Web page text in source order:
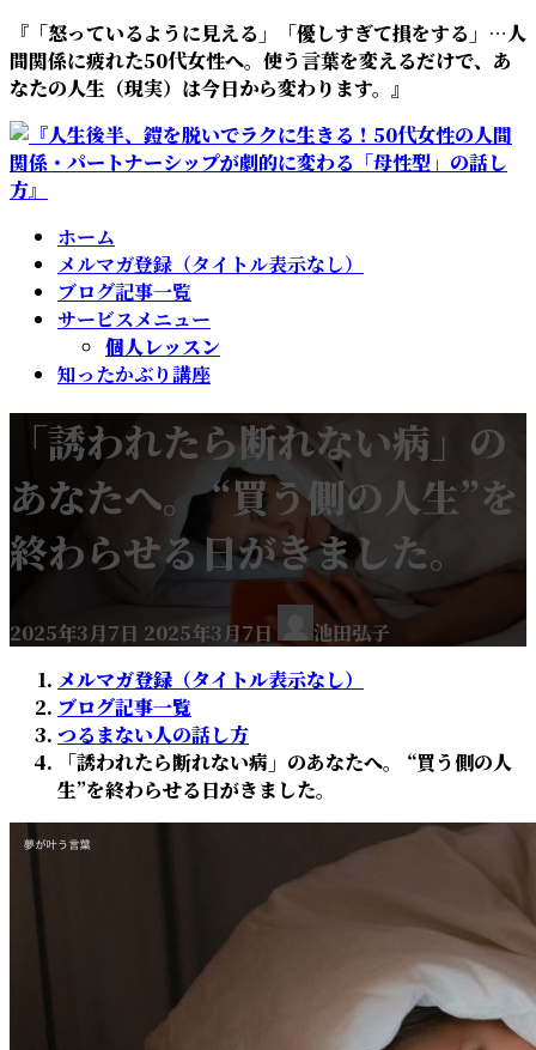
『「怒っているように見える」「優しすぎて損をする」…人
間関係に疲れた50代女性へ。使う言葉を変えるだけで、あ
なたの人生（現実）は今日から変わります。』
ホーム
メルマガ登録（タイトル表示なし）
ブログ記事一覧
サービスメニュー
個人レッスン
知ったかぶり講座
「誘われたら断れない病」の
あなたへ。 “買う側の人生”を
終わらせる日がきました。
2025年3月7日 2025年3月7日
池田弘子
メルマガ登録（タイトル表示なし）
ブログ記事一覧
つるまない人の話し方
「誘われたら断れない病」のあなたへ。 “買う側の人
生”を終わらせる日がきました。